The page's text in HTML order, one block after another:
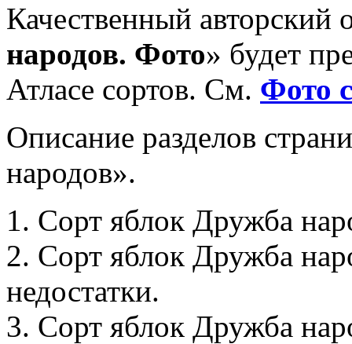
Качественный авторский
народов. Фото» будет
Атласе сортов. См. Фото
Описание разделов
народов».
1. Сорт яблок Дружба
2. Сорт яблок Дружба
недостатки.
3. Сорт яблок Дружба